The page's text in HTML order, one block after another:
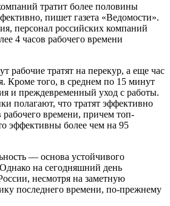
тратит более половины
пишет газета «Ведомости».
персонал российских компаний
4 часов рабочего времени
рабочие тратят на перекур, а еще час
Кроме того, в среднем по 15 минут
и преждевременный уход с работы.
полагают, что тратят эффективно
времени, причем топ-
эффективны более чем на 95
— основа устойчивого
на сегодняшний день
несмотря на заметную
последнего времени, по-прежнему